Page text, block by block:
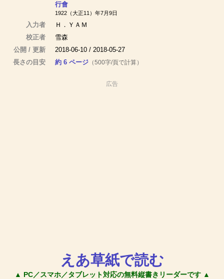
行會
1922（大正11）年7月9日
入力者
Ｈ．ＹＡＭ
校正者
雪森
公開 / 更新
2018-06-10 / 2018-05-27
長さの目安
約 6 ページ （500字/頁で計算）
広告
えあ草紙で読む
▲ PC／スマホ／タブレット対応の無料縦書きリーダーです ▲